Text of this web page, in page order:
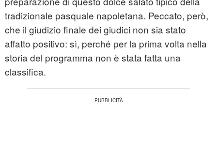
tradizionale pasquale napoletana. Peccato, però,
che il giudizio finale dei giudici non sia stato
affatto positivo: sì, perché per la prima volta nella
storia del programma non è stata fatta una
classifica.